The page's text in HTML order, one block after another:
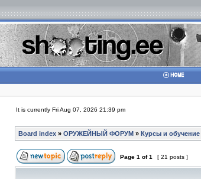
It is currently Fri Aug 07, 2026 21:39 pm
Board index » ОРУЖЕЙНЫЙ ФОРУМ » Курсы и обучение
Page 1 of1 [ 21 posts ]